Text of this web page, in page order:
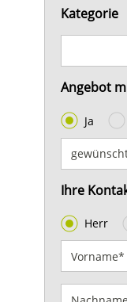
Kategorie
Angebot
Ja
Ihre
Herr